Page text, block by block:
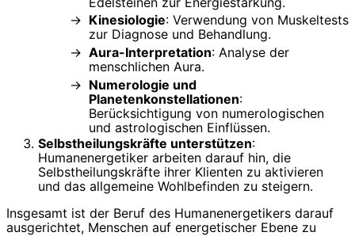
Kinesiologie: Verwendung von Muskeltests
zur Diagnose und Behandlung.
Aura-Interpretation: Analyse der
menschlichen Aura.
Numerologie und
Planetenkonstellationen:
Berücksichtigung von numerologischen
und astrologischen Einflüssen.
Selbstheilungskräfte unterstützen:
Humanenergetiker arbeiten darauf hin, die
Selbstheilungskräfte ihrer Klienten zu aktivieren
und das allgemeine Wohlbefinden zu steigern.
Insgesamt ist der Beruf des Humanenergetikers darauf
ausgerichtet, Menschen auf energetischer Ebene zu